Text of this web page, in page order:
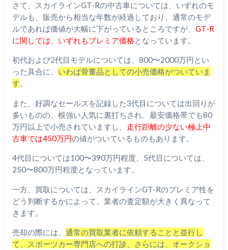
さて、スカイラインGT-Rの中古車については、いずれのモ
デルも、販売から相当な年数が経過しており、通常のモデ
ルであれば価値が大幅に下がっているところですが、 GT-R
に関しては、いずれもプレミア価格となっています。
初代および2代目モデルについては、800〜2000万円とい
った具合に、 いわば骨董品としての小売価格がついていま
す。
また、好調なセールスを記録した3代目については出回りが
多いものの、根強い人気に裏打ちされ、最安価格帯でも80
万円以上で小売されていますし、 走行距離の少ない極上中
古車では450万円の値がついているものもあります。
4代目については100〜390万円程度、5代目については、
250〜800万円程度となっています。
一方、買取については、スカイラインGT-Rのプレミア性を
どう判断するかによって、業者の査定額が大きく異なって
きます。
売却の際には、 通常の買取業者に依頼することと並行し
て、スポーツカー専門店への打診、さらには、オークショ